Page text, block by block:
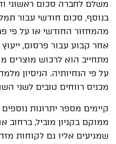
משלם לחברה סכום ראשוני
בנוסף, סכום חודשי עבור
מהמחזור החודשי או על פי
אחר קבוע עבור פרסום, ייעוץ
מתחייב הוא לרכוש מוצרים
על פי הנחיותיה. הניסיון
מכניס רווחים טובים לשני
קיימים מספר יתרונות נוספים
ממוקם בקניון מוביל, ברחוב
שמגיעים אליו גם לקוחות